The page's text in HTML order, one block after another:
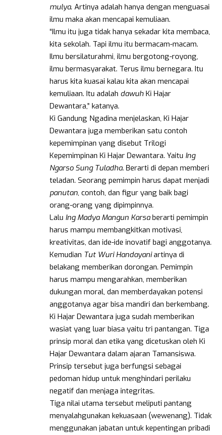
mulya. Artinya adalah hanya dengan menguasai
ilmu maka akan mencapai kemuliaan.
“Ilmu itu juga tidak hanya sekadar kita membaca,
kita sekolah. Tapi ilmu itu bermacam-macam.
Ilmu bersilaturahmi, ilmu bergotong-royong,
ilmu bermasyarakat. Terus ilmu bernegara. Itu
harus kita kuasai kalau kita akan mencapai
kemuliaan. Itu adalah dawuh Ki Hajar
Dewantara,” katanya.
Ki Gandung Ngadina menjelaskan, Ki Hajar
Dewantara juga memberikan satu contoh
kepemimpinan yang disebut Trilogi
Kepemimpinan Ki Hajar Dewantara. Yaitu Ing
Ngarso Sung Tuladha. Berarti di depan memberi
teladan. Seorang pemimpin harus dapat menjadi
panutan, contoh, dan figur yang baik bagi
orang-orang yang dipimpinnya.
Lalu Ing Madya Mangun Karsaberarti pemimpin
harus mampu membangkitkan motivasi,
kreativitas, dan ide-ide inovatif bagi anggotanya.
Kemudian Tut Wuri Handayaniartinya di
belakang memberikan dorongan. Pemimpin
harus mampu mengarahkan, memberikan
dukungan moral, dan memberdayakan potensi
anggotanya agar bisa mandiri dan berkembang.
Ki Hajar Dewantara juga sudah memberikan
wasiat yang luar biasa yaitu tri pantangan. Tiga
prinsip moral dan etika yang dicetuskan oleh Ki
Hajar Dewantara dalam ajaran Tamansiswa.
Prinsip tersebut juga berfungsi sebagai
pedoman hidup untuk menghindari perilaku
negatif dan menjaga integritas.
Tiga nilai utama tersebut meliputi pantang
menyalahgunakan kekuasaan (wewenang). Tidak
menggunakan jabatan untuk kepentingan pribadi